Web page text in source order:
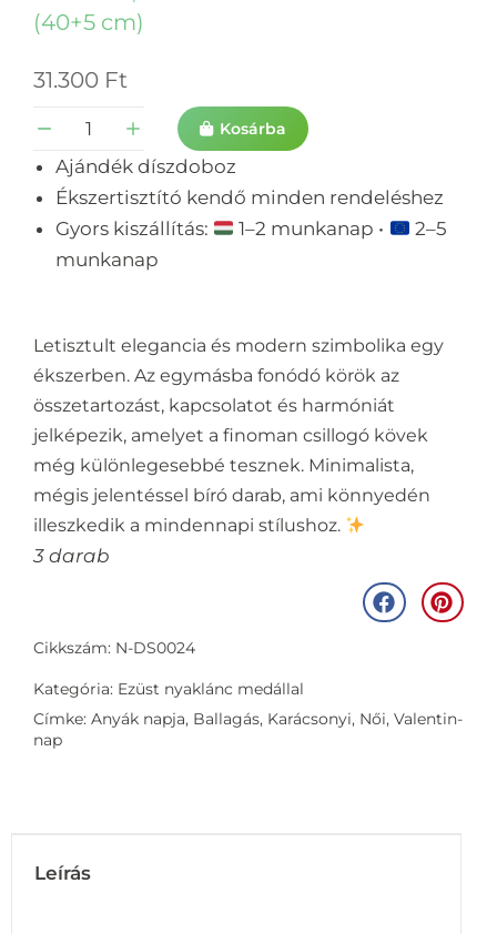
(40+5 cm)
31.300 Ft
Kosárba
Ajándék díszdoboz
Ékszertisztító kendő minden rendeléshez
Gyors kiszállítás:
1–2 munkanap •
2–5
munkanap
Letisztult elegancia és modern szimbolika egy
ékszerben. Az egymásba fonódó körök az
összetartozást, kapcsolatot és harmóniát
jelképezik, amelyet a finoman csillogó kövek
még különlegesebbé tesznek. Minimalista,
mégis jelentéssel bíró darab, ami könnyedén
illeszkedik a mindennapi stílushoz.
3 darab
Cikkszám: N-DS0024
Kategória: Ezüst nyaklánc medállal
Címke: Anyák napja, Ballagás, Karácsonyi, Női, Valentin-
nap
Leírás